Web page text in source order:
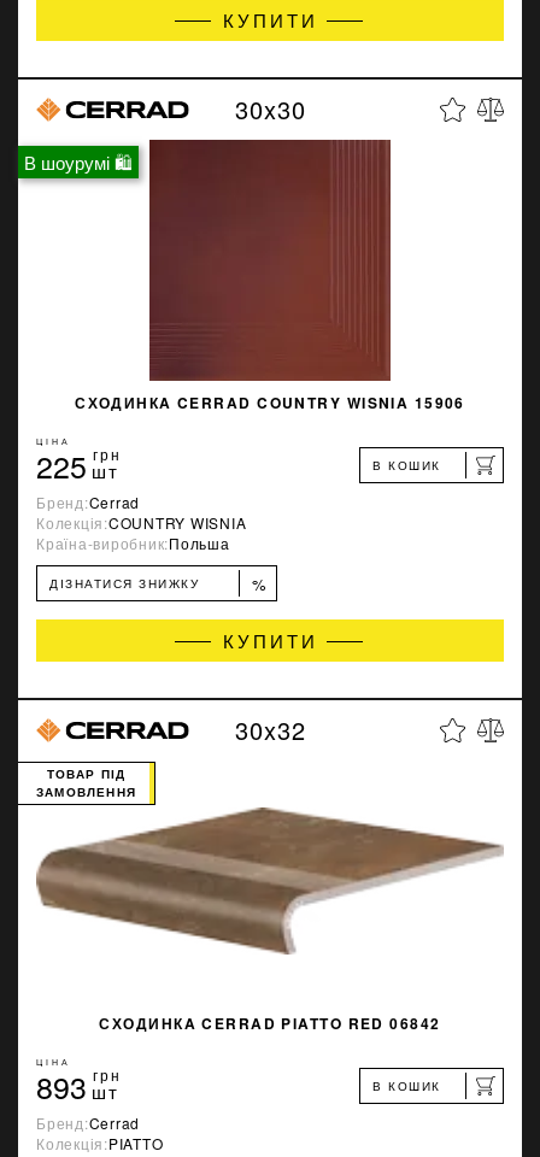
КУПИТИ
В шоурумі 🛍
30x30
СХОДИНКA CERRAD COUNTRY WISNIA 15906
ЦІНА
225 грн
шт В КОШИК
Бренд:Cerrad
Колекція:COUNTRY WISNIA
Країна-виробник:Польша
ДІЗНАТИСЯ ЗНИЖКУ %
КУПИТИ
30x32
СХОДИНКA CERRAD PIATTO RED 06842
ТОВАР ПІД
ЗАМОВЛЕННЯ
ЦІНА
893 грн
шт В КОШИК
Бренд:Cerrad
Колекція:PIATTO